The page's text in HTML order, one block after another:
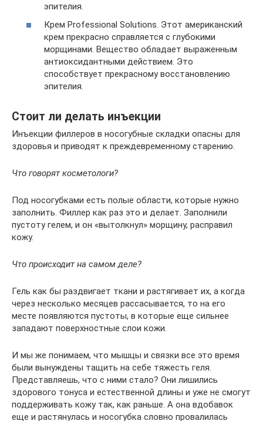
эпителия.
Крем Professional Solutions. Этот американский
крем прекрасно справляется с глубокими
морщинами. Вещество обладает выраженным
антиоксидантными действием. Это
способствует прекрасному восстановлению
эпителия.
Стоит ли делать инъекции
Инъекции филлеров в носогубные складки опасны для
здоровья и приводят к преждевременному старению.
Что говорят косметологи?
Под носогубками есть полые области, которые нужно
заполнить. Филлер как раз это и делает. Заполнили
пустоту гелем, и он «вытолкнул» морщину, расправил
кожу.
Что происходит на самом деле?
Гель как бы раздвигает ткани и растягивает их, а когда
через несколько месяцев рассасывается, то на его
месте появляются пустоты, в которые еще сильнее
западают поверхностные слои кожи.
И мы же понимаем, что мышцы и связки все это время
были вынуждены тащить на себе тяжесть геля.
Представляешь, что с ними стало? Они лишились
здорового тонуса и естественной длины и уже не смогут
поддерживать кожу так, как раньше. А она вдобавок
еще и растянулась и носогубка словно провалилась